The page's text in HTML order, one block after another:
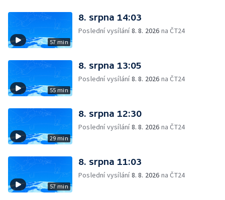
57 min
8. srpna 14:03
Poslední vysílání8. 8. 2026 na ČT24
55 min
8. srpna 13:05
Poslední vysílání8. 8. 2026 na ČT24
29 min
8. srpna 12:30
Poslední vysílání8. 8. 2026 na ČT24
57 min
8. srpna 11:03
Poslední vysílání8. 8. 2026 na ČT24